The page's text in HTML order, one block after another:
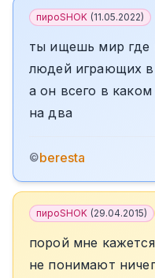
пироSHOK (11.05.2022)
ты ищешь мир где
людей играющих в
а он всего в
на два
©beresta
пироSHOK (29.04.2015)
порой мне
не понимают